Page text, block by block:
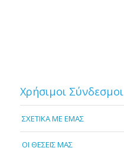
Χρήσιμοι Σύνδεσμοι
ΣΧΕΤΙΚΑ ΜΕ ΕΜΑΣ
OI ΘΕΣΕΙΣ ΜΑΣ